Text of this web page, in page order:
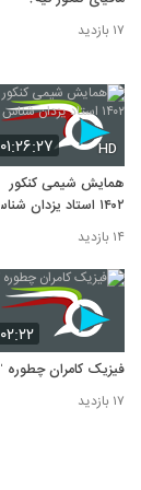
۱۷ بازدید
۰۱:۲۶:۲۷ HD
همایش شیمی کنکور
۱۴۰۲ استاد یزدان شناس
۱۴ بازدید
۰۲:۲۲
فیزیک کامران چطوره ؟
۱۷ بازدید